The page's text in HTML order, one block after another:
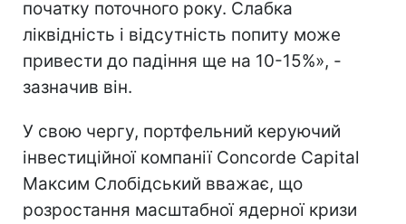
початку поточного року. Слабка
ліквідність і відсутність попиту може
привести до падіння ще на 10-15%», -
зазначив він.
У свою чергу, портфельний керуючий
інвестиційної компанії Concorde Capital
Максим Слобідський вважає, що
розростання масштабної ядерної кризи